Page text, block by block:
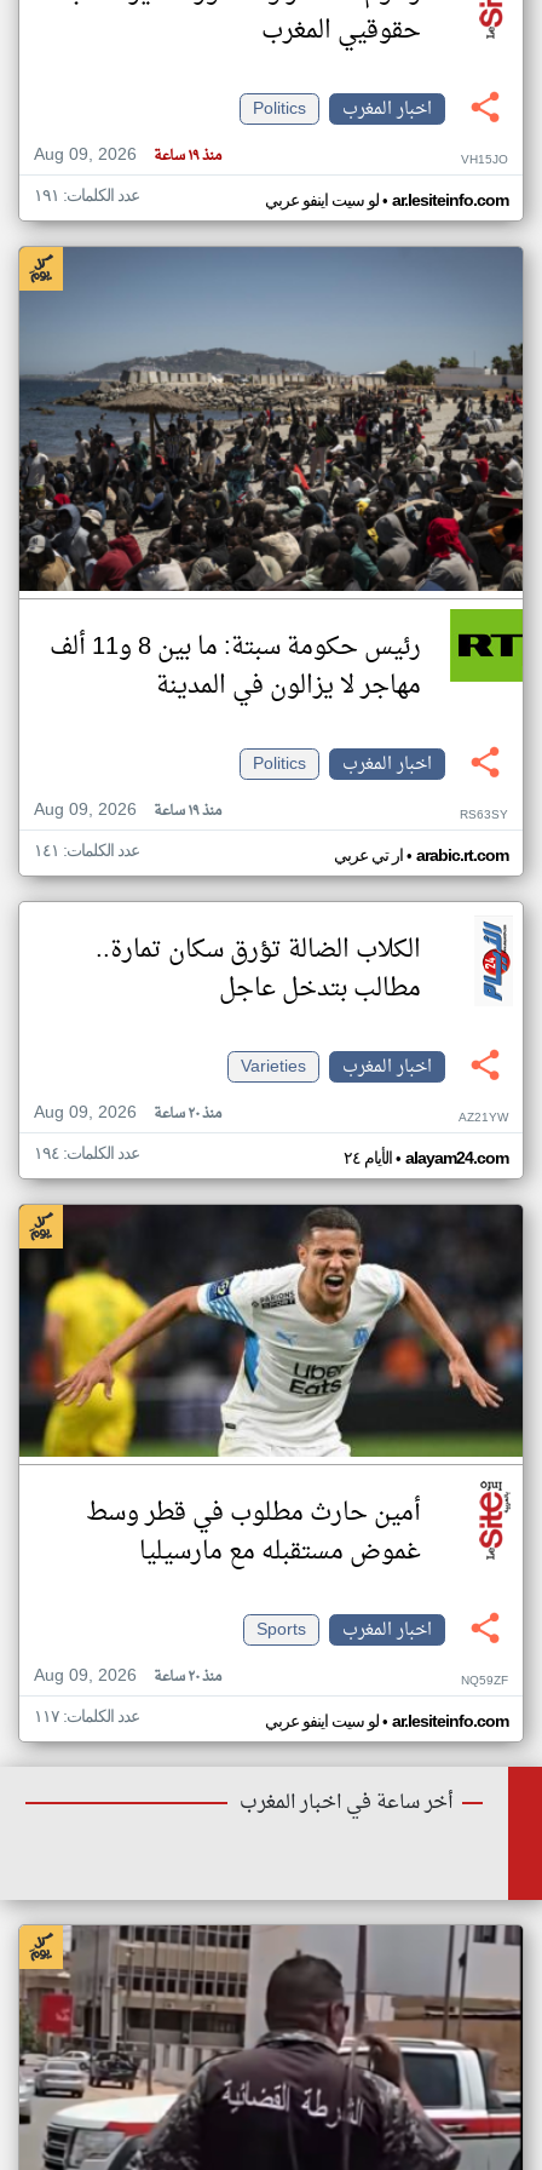
حقوقيي المغرب
اخبار المغرب
Politics
Aug 09, 2026
منذ ١٩ ساعة VH15JO
لو سيت اينفو عربي• ar.lesiteinfo.com عدد الكلمات: ١٩١
رئيس حكومة سبتة: ما بين 8 و11 ألف
مهاجر لا يزالون في المدينة
اخبار المغرب
Politics
Aug 09, 2026
منذ ١٩ ساعة RS63SY
ار تي عربي• arabic.rt.com عدد الكلمات: ١٤١
الكلاب الضالة تؤرق سكان تمارة..
مطالب بتدخل عاجل
اخبار المغرب
Varieties
Aug 09, 2026
منذ ٢٠ ساعة AZ21YW
الأيام ٢٤• alayam24.com عدد الكلمات: ١٩٤
أمين حارث مطلوب في قطر وسط
غموض مستقبله مع مارسيليا
اخبار المغرب
Sports
Aug 09, 2026
منذ ٢٠ ساعة NQ59ZF
لو سيت اينفو عربي• ar.lesiteinfo.com عدد الكلمات: ١١٧
أخر ساعة في اخبار المغرب